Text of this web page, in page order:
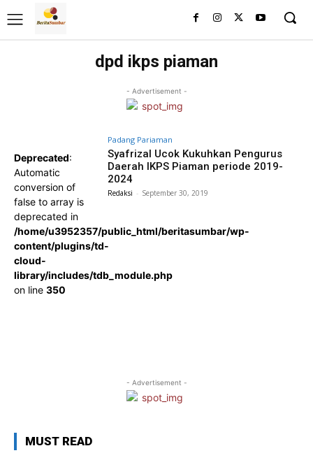
dpd ikps piaman
- Advertisement -
Deprecated:
Automatic
conversion of
false to array is
deprecated in
/home/u3952357/public_html/beritasumbar/wp-
content/plugins/td-
cloud-
library/includes/tdb_module.php
on line 350
Padang Pariaman
Syafrizal Ucok Kukuhkan Pengurus
Daerah IKPS Piaman periode 2019-
2024
Redaksi - September 30, 2019
- Advertisement -
MUST READ